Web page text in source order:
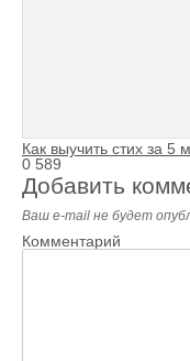
Как выучить стих за 5
0 589
Добавить
Ваш e-mail не будет
Комментарий